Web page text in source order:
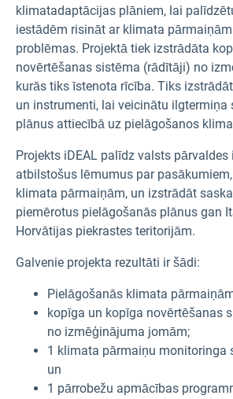
klimatadaptācijas plāniem, lai
iestādēm risināt ar klimata
problēmas. Projektā tiek izstrādāta
novērtēšanas sistēma (rādītāji) no
kurās tiks īstenota rīcība. Tiks
un instrumenti, lai veicinātu ilgtermiņa
plānus attiecībā uz pielāgošanos
Projekts iDEAL palīdz valsts
atbilstošus lēmumus par
klimata pārmaiņām, un izstrādāt
piemērotus pielāgošanās plānus gan
Horvātijas piekrastes teritorijām.
Galvenie projekta rezultāti ir šādi:
Pielāgošanās klimata
kopīga un kopīga novērtēšanas
no izmēģinājuma jomām;
1 klimata pārmaiņu monitoringa
un
1 pārrobežu apmācības